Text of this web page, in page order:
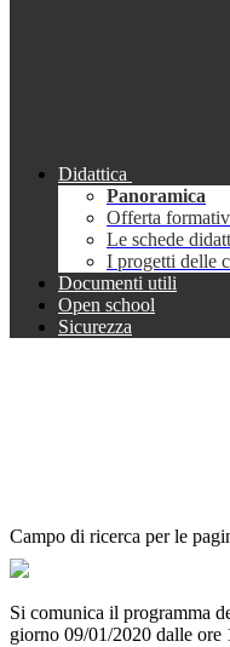
Didattica
Panoramica
Offerta
Le schede
I progetti delle
Documenti utili
Open school
Sicurezza
Campo di ricerca per le
Si comunica il programma
giorno 09/01/2020 dalle ore